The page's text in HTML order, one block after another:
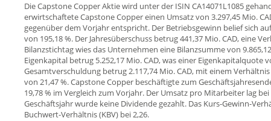
Die Capstone Copper Aktie wird unter der ISIN CA14071L1085
erwirtschaftete Capstone Copper einen Umsatz von 3.297,45 Mio.
gegenüber dem Vorjahr entspricht. Der Betriebsgewinn belief sich
von 195,18 %. Der Jahresüberschuss betrug 441,37 Mio. CAD, eine
Bilanzstichtag wies das Unternehmen eine Bilanzsumme von
Eigenkapital betrug 5.252,17 Mio. CAD, was einer Eigenkapitalquote
Gesamtverschuldung betrug 2.117,74 Mio. CAD, mit einem
von 21,47 %. Capstone Copper beschäftigte zum
19,78 % im Vergleich zum Vorjahr. Der Umsatz pro Mitarbeiter lag
Geschäftsjahr wurde keine Dividende gezahlt. Das Kurs-Gewinn-
Buchwert-Verhältnis (KBV) bei 2,26.